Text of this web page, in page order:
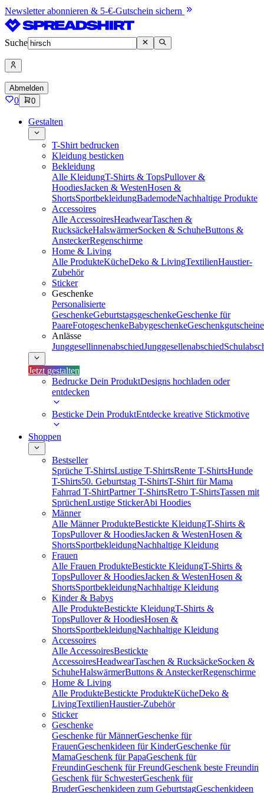
Newsletter abonnieren & 5-€-Gutschein sichern
Suche
Abmelden
0 0
Gestalten
T-Shirt bedrucken
Kleidung besticken
Bekleidung
Alle KleidungT-Shirts & TopsPullover &
HoodiesJacken & WestenHosen &
ShortsSportbekleidungBademodeNachhaltige Produkte
Accessoires
Alle AccessoiresHeadwearTaschen &
RucksäckeHalswärmerSocken & SchuheButtons &
AnsteckerRegenschirme
Home & Living
Alle ProdukteKücheDeko & LivingTextilienHaustier-
Zubehör
Sticker
Geschenke
Personalisierte
GeschenkeGeburtstagsgeschenkeGeschenke für
PaareFotogeschenkeBabygeschenkeGeschenkgutscheine
Anlässe
JunggesellinnenabschiedJunggesellenabschied
Jetzt gestalten
Bedrucke Dein ProduktDesigns hochladen oder
entdecken
Besticke Dein ProduktEntdecke kreative Stickmotive
Shoppen
Bestseller
Sprüche T-ShirtsLustige T-ShirtsRente T-ShirtsHunde
T-Shirts50. Geburtstag T-ShirtsT-Shirt für Mama
Fahrrad T-ShirtPartner T-ShirtsRetro T-ShirtsTassen mit
SprüchenLustige StickerAbi Hoodies
Männer
Alle Männer ProdukteBestickte KleidungT-Shirts &
TopsPullover & HoodiesJacken & WestenHosen &
ShortsSportbekleidungNachhaltige Kleidung
Frauen
Alle Frauen ProdukteBestickte KleidungT-Shirts &
TopsPullover & HoodiesJacken & WestenHosen &
ShortsSportbekleidungNachhaltige Kleidung
Kinder & Babys
Alle ProdukteBestickte KleidungT-Shirts &
TopsPullover & HoodiesHosen &
ShortsSportbekleidungNachhaltige Kleidung
Accessoires
Alle AccessoiresBestickte
AccessoiresHeadwearTaschen & RucksäckeSocken &
SchuheHalswärmerButtons & AnsteckerRegenschirme
Home & Living
Alle ProdukteBestickte ProdukteKücheDeko &
LivingTextilienHaustier-Zubehör
Sticker
Geschenke
Geschenke für MännerGeschenke für
FrauenGeschenkideen für KinderGeschenke für
MamaGeschenk für PapaGeschenk für
FreundinGeschenk für FreundGeschenk beste Freundin
Geschenk für SchwesterGeschenk für
BruderGeschenkideen zum GeburtstagGeschenkideen